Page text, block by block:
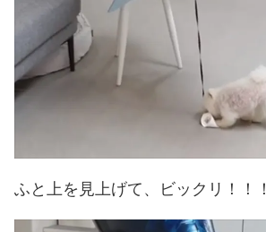
ふと上を見上げて、ビックリ！！！